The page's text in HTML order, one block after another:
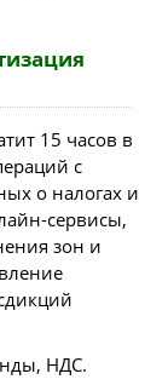
15 часов в
с
о налогах и
сервисы,
зон и
НДС.